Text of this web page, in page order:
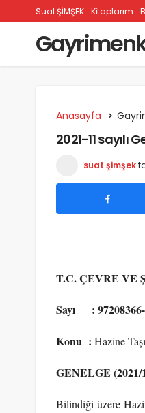
Suat ŞİMŞEK Kitaplarım
Anasayfa
2021-11 sayılı
suat şimşek
T.C. ÇEVRE VE
Sayı :
Konu : Hazine
GENELGE (2021/
Bilindiği üzere